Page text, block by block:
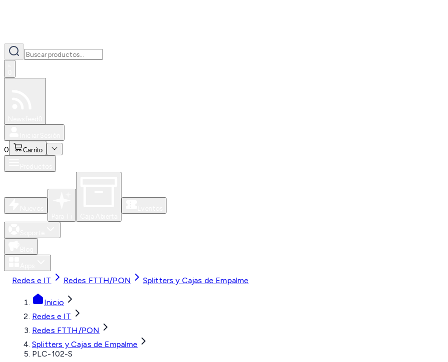
0 Carrito
Redes e IT Redes FTTH/PON Splitters y Cajas de Empalme
Inicio
Redes e IT
Redes FTTH/PON
Splitters y Cajas de Empalme
PLC-102-S